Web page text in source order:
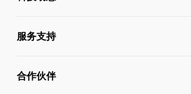
全球化布局
管理层信息
硅片价格
行业动态
服务支持
下载中心
合作伙伴